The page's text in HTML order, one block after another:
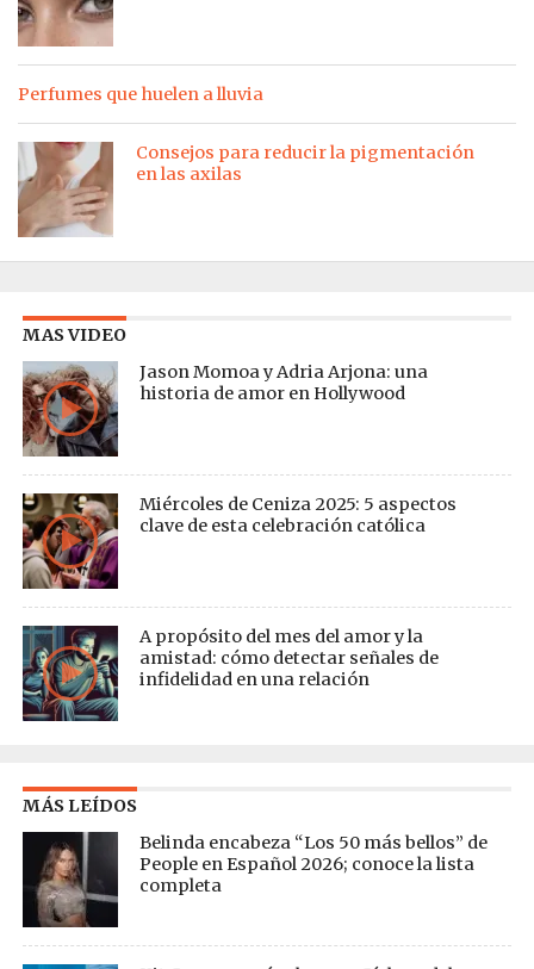
Perfumes que huelen a lluvia
Consejos para reducir la pigmentación
en las axilas
MAS VIDEO
Jason Momoa y Adria Arjona: una
historia de amor en Hollywood
Miércoles de Ceniza 2025: 5 aspectos
clave de esta celebración católica
A propósito del mes del amor y la
amistad: cómo detectar señales de
infidelidad en una relación
MÁS LEÍDOS
Belinda encabeza “Los 50 más bellos” de
People en Español 2026; conoce la lista
completa